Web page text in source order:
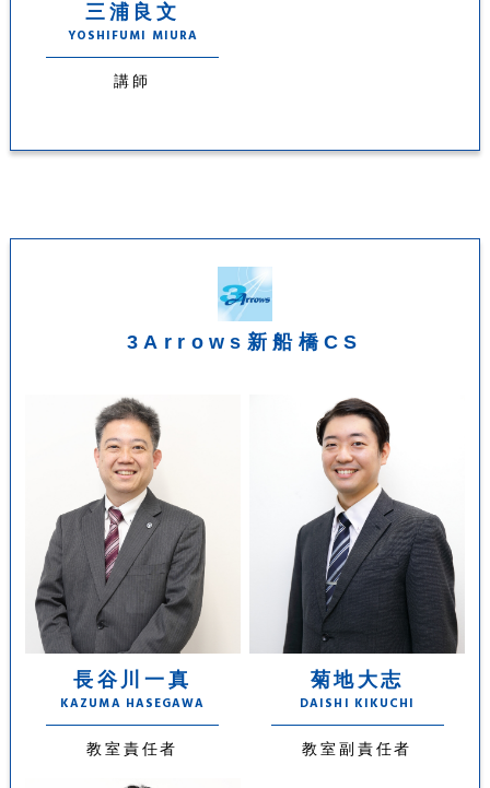
三浦良文
YOSHIFUMI MIURA
講師
3Arrows新船橋CS
長谷川一真
KAZUMA HASEGAWA
教室責任者
菊地大志
DAISHI KIKUCHI
教室副責任者